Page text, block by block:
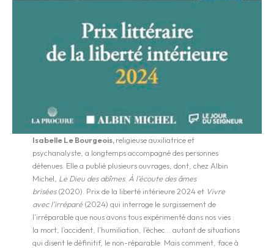
Isabelle Le Bourgeois, religieuse auxiliatrice et
psychanalyste, a longtemps accompagné des personnes
détenues. Elle a publié plusieurs ouvrages, dont, chez Albin
Michel, Le Dieu des abîmes. À l’écoute des âmes
brisées(2020). Prix de la liberté intérieure 2024 et Vivre
avec l’irréparé(2024) qui interroge le surgissement de
l’irréparable que nous avons tous expérimenté dans nos vies :
la mort, l’accident, l’humiliation, l’échec… autant de situations
qui disent le définitif, le non-réparable. Mais comment, face à